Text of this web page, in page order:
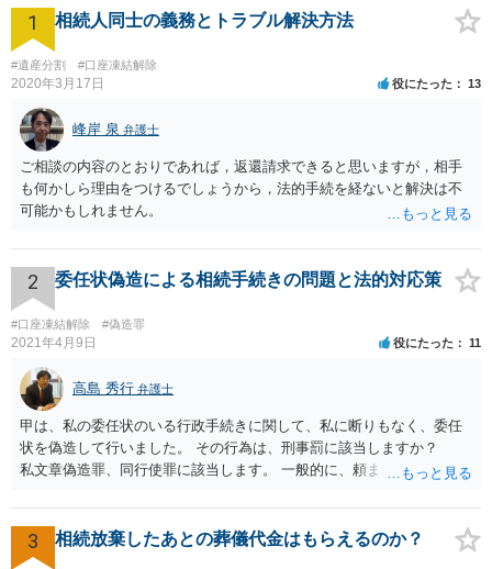
1 相続人同士の義務とトラブル解決方法
#遺産分割 #口座凍結解除
2020年3月17日 役にたった 13
峰岸 泉 弁護士
ご相談の内容のとおりであれば，返還請求できると思いますが，相手
も何かしら理由をつけるでしょうから，法的手続を経ないと解決は不
可能かもしれません。
2 委任状偽造による相続手続きの問題と法的対応策
#口座凍結解除 #偽造罪
2021年4月9日 役にたった 11
高島 秀行 弁護士
甲は、私の委任状のいる行政手続きに関して、私に断りもなく、委任
状を偽造して行いました。 その行為は、刑事罰に該当しますか？
私文章偽造罪、同行使罪に該当します。 一般的に、頼まれた（委任さ
か？ 委任状を偽造して使用することはまでは依頼の範囲ではない
ので できないと思います。
3 相続放棄したあとの葬儀代金はもらえるのか？